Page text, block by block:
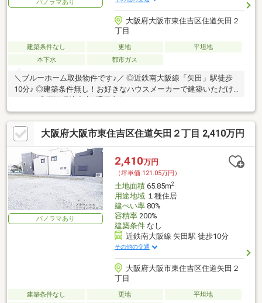
パノラマあり
大阪府大阪市東住吉区住道矢田２
丁目
建築条件なし 更地
平坦地
本下水
都市ガス
＼ブルーホーム取扱物件です♪／ ◎近鉄南大阪線「矢田」駅徒歩
10分♪ ◎建築条件無し！お好きなハウスメーカーで建築いただけ
大阪府大阪市東住吉区住道矢田２丁目 2,410万円
パノラマあり
2,410万円
（坪単価:121.05万円）
土地面積65.85m2
用途地域１種住居
建ぺい率80%
容積率200%
建築条件なし
近鉄南大阪線 矢田駅 徒歩10分
その他の交通
大阪府大阪市東住吉区住道矢田２
丁目
建築条件なし 更地
平坦地